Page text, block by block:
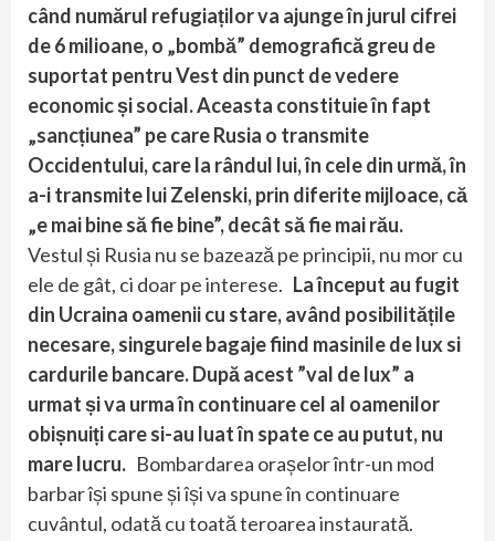
când numărul refugiaților va ajunge în jurul cifrei
de 6 milioane, o „bombă” demografică greu de
suportat pentru Vest din punct de vedere
economic și social. Aceasta constituie în fapt
„sancțiunea” pe care Rusia o transmite
Occidentului, care la rândul lui, în cele din urmă, în
a-i transmite lui Zelenski, prin diferite mijloace, că
„e mai bine să fie bine”, decât să fie mai rău.
Vestul și Rusia nu se bazează pe principii, nu mor cu
ele de gât, ci doar pe interese. La început au fugit
din Ucraina oamenii cu stare, având posibilitățile
necesare, singurele bagaje fiind masinile de lux si
cardurile bancare. După acest ”val de lux” a
urmat și va urma în continuare cel al oamenilor
obișnuiți care si-au luat în spate ce au putut, nu
mare lucru. Bombardarea orașelor într-un mod
barbar își spune și își va spune în continuare
cuvântul, odată cu toată teroarea instaurată.